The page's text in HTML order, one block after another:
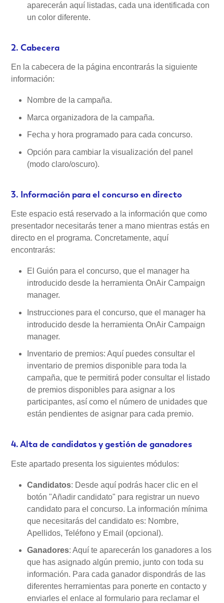
aparecerán aquí listadas, cada una identificada con
un color diferente.
2. Cabecera
En la cabecera de la página encontrarás la siguiente
información:
Nombre de la campaña.
Marca organizadora de la campaña.
Fecha y hora programado para cada concurso.
Opción para cambiar la visualización del panel
(modo claro/oscuro).
3. Información para el concurso en directo
Este espacio está reservado a la información que como
presentador necesitarás tener a mano mientras estás en
directo en el programa. Concretamente, aquí
encontrarás:
El Guión para el concurso, que el manager ha
introducido desde la herramienta OnAir Campaign
manager.
Instrucciones para el concurso, que el manager ha
introducido desde la herramienta OnAir Campaign
manager.
Inventario de premios: Aquí puedes consultar el
inventario de premios disponible para toda la
campaña, que te permitirá poder consultar el listado
de premios disponibles para asignar a los
participantes, así como el número de unidades que
están pendientes de asignar para cada premio.
4. Alta de candidatos y gestión de ganadores
Este apartado presenta los siguientes módulos:
Candidatos: Desde aquí podrás hacer clic en el
botón "Añadir candidato" para registrar un nuevo
candidato para el concurso. La información mínima
que necesitarás del candidato es: Nombre,
Apellidos, Teléfono y Email (opcional).
Ganadores: Aquí te aparecerán los ganadores a los
que has asignado algún premio, junto con toda su
información. Para cada ganador dispondrás de las
diferentes herramientas para ponerte en contacto y
enviarles el enlace al formulario para reclamar el